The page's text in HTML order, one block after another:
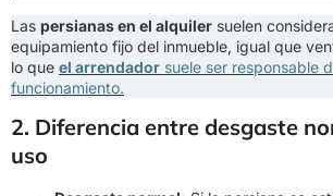
Las persianas en el alquiler suelen
equipamiento fijo del inmueble, igual que
lo que el arrendador suele ser responsable
funcionamiento.
2. Diferencia entre desgaste
uso